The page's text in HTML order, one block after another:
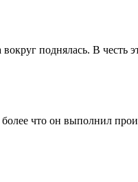
поднялась. В честь
что он выполнил